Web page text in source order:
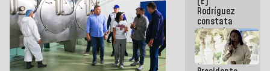
Rodríguez
constata
obras de
rehabilitación
de Escuela
Militar de